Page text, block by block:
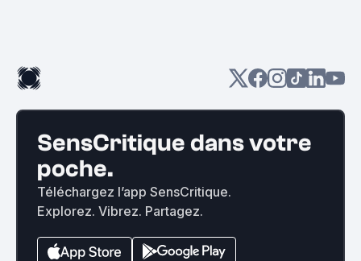
SensCritique dans votre
poche.
Téléchargez l’app SensCritique.
Explorez. Vibrez. Partagez.